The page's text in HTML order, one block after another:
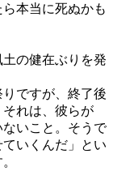
本当に死ぬかも
の健在ぶりを発
ですが、終了後
れは、彼らが
ないこと。そうで
いくんだ」とい